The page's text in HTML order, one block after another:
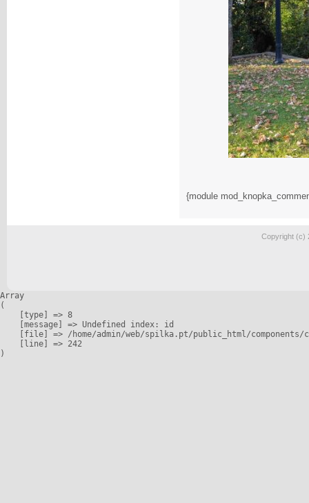
{module
Copyright (c)
Array
(
    [type] => 8
    [message] => Undefined index: id
[file] => /home/admin/web/spilka.pt/public_html/
    [line] => 242